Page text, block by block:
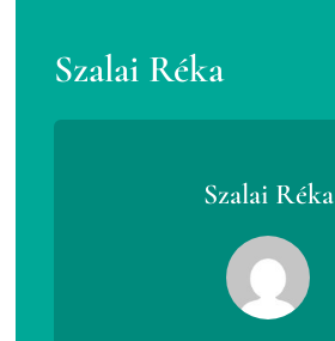
Szalai Réka
Szalai Réka